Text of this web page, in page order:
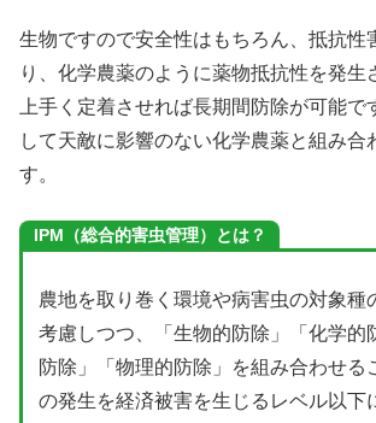
生物ですので安全性はもちろん、抵抗性
り、化学農薬のように薬物抵抗性を発生
上手く定着させれば長期間防除が可能で
して天敵に影響のない化学農薬と組み合
す。
IPM（総合的害虫管理）とは？
農地を取り巻く環境や病害虫の対象種
考慮しつつ、「生物的防除」「化学的
防除」「物理的防除」を組み合わせる
の発生を経済被害を生じるレベル以下